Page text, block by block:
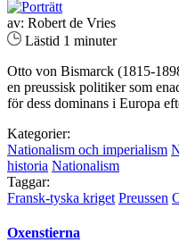
av: Robert de Vries
Lästid 1 minuter
Otto von Bismarck (1815-
en preussisk politiker som
för dess dominans i Europa
Kategorier:
Nationalism och imperialism
historia Nationalism
Taggar:
Fransk-tyska kriget Preussen
Oxenstierna